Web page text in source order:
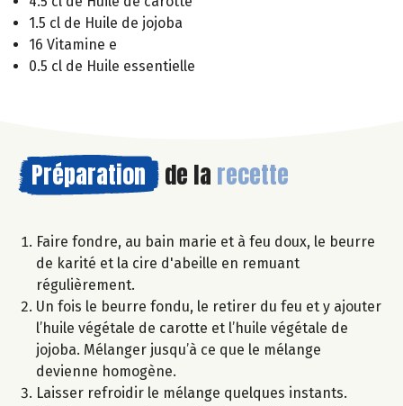
1.5 cl de Huile de jojoba
16 Vitamine e
0.5 cl de Huile essentielle
Préparation de la recette
Faire fondre, au bain marie et à feu doux, le beurre
de karité et la cire d'abeille en remuant
régulièrement.
Un fois le beurre fondu, le retirer du feu et y ajouter
l’huile végétale de carotte et l’huile végétale de
jojoba. Mélanger jusqu’à ce que le mélange
devienne homogène.
Laisser refroidir le mélange quelques instants.